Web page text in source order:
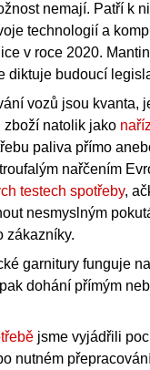
nemají. Patří k
technologií a
v roce 2020.
diktuje budoucí
vozů jsou kvanta,
zboží natolik jako
paliva přímo
nařčením
testech spotřeby,
nesmyslným
zákazníky.
garnitury funguje
dohání přímým
jsme vyjádřili
nutném